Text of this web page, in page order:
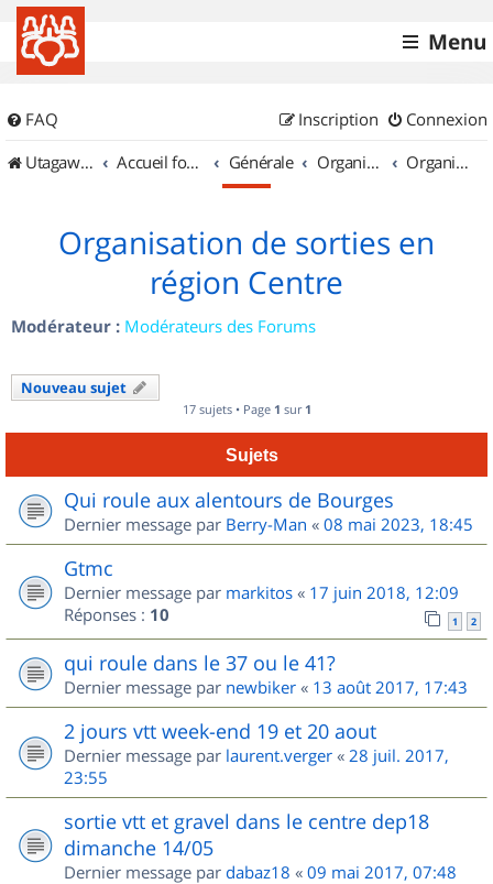
Menu
FAQ Connexion
Inscription
UtagawaVTT (Randos VTT et VTTAE avec traces GPS)
Accueil forum Générale Organisation de sorties & Recherche de partenaires Organisation de sorties en région Centre
Organisation de sorties en
région Centre
Modérateur : Modérateurs des Forums
Nouveau sujet
17 sujets • Page 1 sur 1
Sujets
Qui roule aux alentours de Bourges
Dernier message par Berry-Man « 08 mai 2023, 18:45
Gtmc
Dernier message par markitos « 17 juin 2018, 12:09
Réponses : 10 1 2
qui roule dans le 37 ou le 41?
Dernier message par newbiker « 13 août 2017, 17:43
2 jours vtt week-end 19 et 20 aout
Dernier message par laurent.verger « 28 juil. 2017,
23:55
sortie vtt et gravel dans le centre dep18
dimanche 14/05
Dernier message par dabaz18 « 09 mai 2017, 07:48